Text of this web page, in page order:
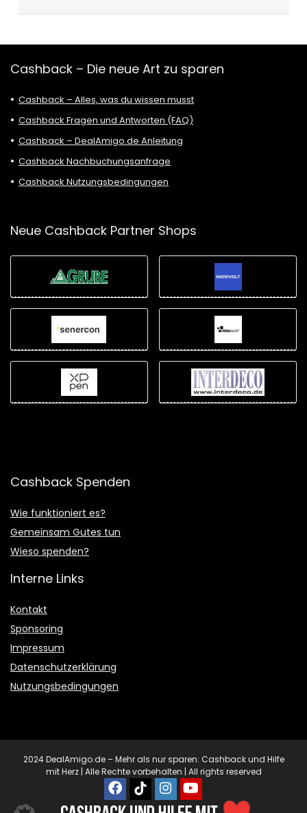
Cashback – Die neue Art zu sparen
Cashback – Alles, was du wissen musst
Cashback Fragen und Antworten (FAQ)
Cashback – DealAmigo.de Anleitung
Cashback Nachbuchungsanfrage
Cashback Nutzungsbedingungen
Neue Cashback Partner Shops
Cashback Spenden
Wie funktioniert es?
Gemeinsam Gutes tun
Wieso spenden?
Interne Links
Kontakt
Sponsoring
Impressum
Datenschutzerklärung
Nutzungsbedingungen
2024 DealAmigo.de – Mehr als nur sparen: Cashback und Hilfe
mit Herz | Alle Rechte vorbehalten | All rights reserved